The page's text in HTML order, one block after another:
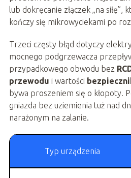
lub dokręcanie złączek „na siłę”,
kończy się mikrowyciekami po
Trzeci częsty błąd dotyczy
mocnego podgrzewacza
przypadkowego obwodu bez
przewodu i wartości
bywa proszeniem się o kłopoty.
gniazda bez uziemienia tuż nad
narażonym na zalanie.
Typ urządzenia